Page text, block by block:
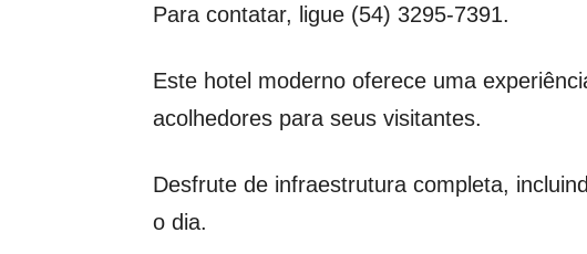
Para contatar, ligue (54) 3295-7391.
Este hotel moderno oferece uma
acolhedores para seus visitantes.
Desfrute de infraestrutura completa,
o dia.